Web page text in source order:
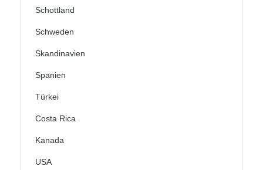
Schottland
Schweden
Skandinavien
Spanien
Türkei
Costa Rica
Kanada
USA